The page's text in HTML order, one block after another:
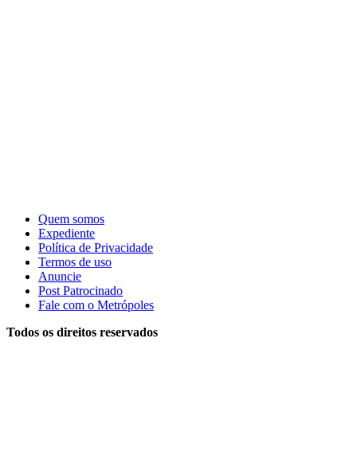
Quem somos
Expediente
Política de Privacidade
Termos de uso
Anuncie
Post Patrocinado
Fale com o Metrópoles
Todos os direitos reservados